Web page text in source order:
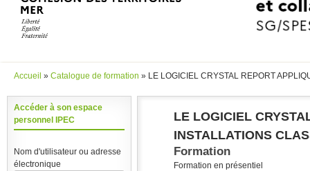
Vous êtes ici
Accueil » Catalogue de formation » LE LOGICIEL CRYSTAL REPORT
Accéder à son espace
personnel IPEC
Nom d'utilisateur ou adresse
électronique
LE LOGICIEL
INSTALLATIONS
Formation
Formation en présentiel